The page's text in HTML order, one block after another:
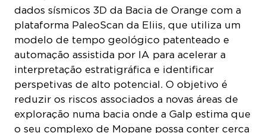
dados sísmicos 3D da Bacia de Orange com a
plataforma PaleoScan da Eliis, que utiliza um
modelo de tempo geológico patenteado e
automação assistida por IA para acelerar a
interpretação estratigráfica e identificar
perspetivas de alto potencial. O objetivo é
reduzir os riscos associados a novas áreas de
exploração numa bacia onde a Galp estima que
o seu complexo de Mopane possa conter cerca